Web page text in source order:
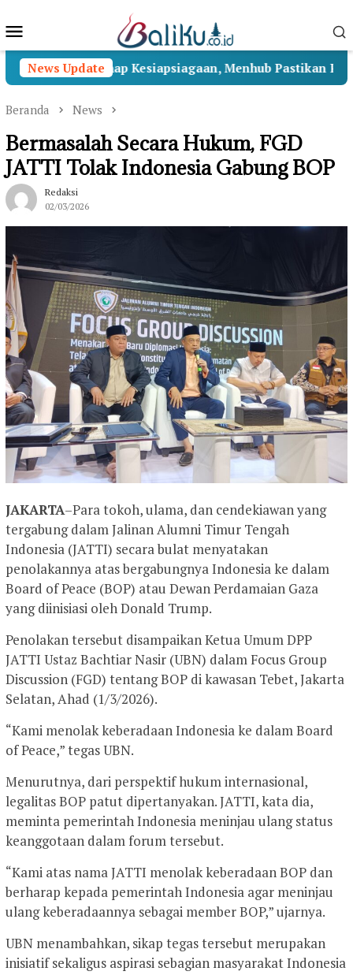
ke
Mobile
News Update
ke Tahap Kesiapsiagaan, Menhub Pastikan
Beranda News
Bermasalah Secara Hukum, FGD
JATTI Tolak Indonesia Gabung BOP
Redaksi
02/03/2026
JAKARTA–Para tokoh, ulama, dan cendekiawan yang
tergabung dalam Jalinan Alumni Timur Tengah
Indonesia (JATTI) secara bulat menyatakan
penolakannya atas bergabungnya Indonesia ke dalam
Board of Peace (BOP) atau Dewan Perdamaian Gaza
yang diinisiasi oleh Donald Trump.
Penolakan tersebut disampaikan Ketua Umum DPP
JATTI Ustaz Bachtiar Nasir (UBN) dalam Focus Group
Discussion (FGD) tentang BOP di kawasan Tebet, Jakarta
Selatan, Ahad (1/3/2026).
“Kami menolak keberadaan Indonesia ke dalam Board
of Peace,” tegas UBN.
Menurutnya, dari perspektif hukum internasional,
legalitas BOP patut dipertanyakan. JATTI, kata dia,
meminta pemerintah Indonesia meninjau ulang status
keanggotaan dalam forum tersebut.
“Kami atas nama JATTI menolak keberadaan BOP dan
berharap kepada pemerintah Indonesia agar meninjau
ulang keberadaannya sebagai member BOP,” ujarnya.
UBN menambahkan, sikap tegas tersebut merupakan
inisiatif sekaligus aspirasi sebagian masyarakat Indonesia